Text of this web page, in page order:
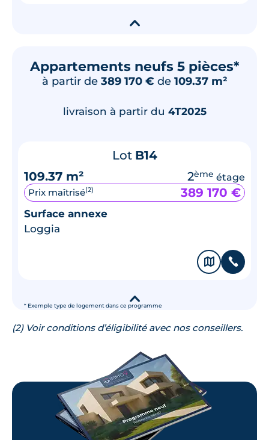
▾
Appartements neufs 5 pièces*
à partir de 389 170 € de 109.37 m²
* Exemple type de logement dans ce programme
livraison à partir du 4T2025
Lot B14
109.37 m²
2ème étage
Prix maîtrisé(2) 389 170 €
Surface annexe
Loggia
🗞 📞
▾
(2) Voir conditions d’éligibilité avec nos conseillers.